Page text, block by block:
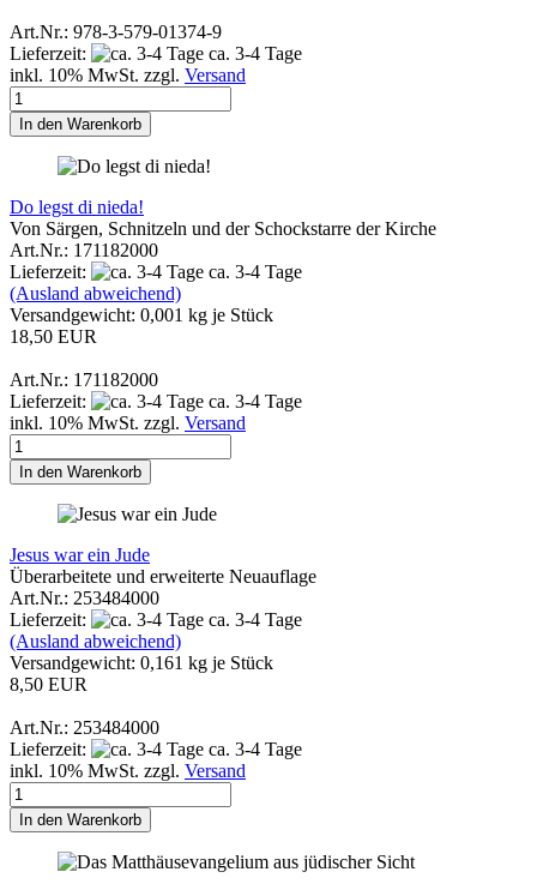
Art.Nr.: 978-3-579-01374-9
Lieferzeit:
ca. 3-4 Tage
inkl. 10% MwSt. zzgl. Versand
In den Warenkorb
Do legst di nieda!
Von Särgen, Schnitzeln und der Schockstarre der Kirche
Art.Nr.: 171182000
Lieferzeit:
ca. 3-4 Tage
(Ausland abweichend)
Versandgewicht: 0,001 kg je Stück
18,50 EUR
Art.Nr.: 171182000
Lieferzeit:
ca. 3-4 Tage
inkl. 10% MwSt. zzgl. Versand
In den Warenkorb
Jesus war ein Jude
Überarbeitete und erweiterte Neuauflage
Art.Nr.: 253484000
Lieferzeit:
ca. 3-4 Tage
(Ausland abweichend)
Versandgewicht: 0,161 kg je Stück
8,50 EUR
Art.Nr.: 253484000
Lieferzeit:
ca. 3-4 Tage
inkl. 10% MwSt. zzgl. Versand
In den Warenkorb